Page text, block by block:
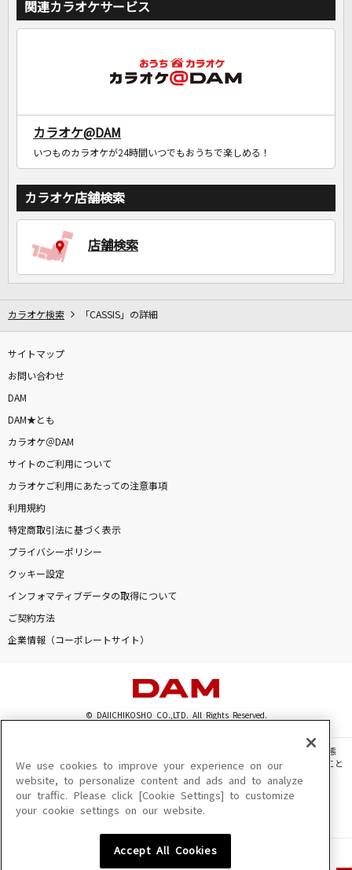
関連カラオケサービス
カラオケ@DAM
いつものカラオケが24時間いつでもおうちで楽しめる！
カラオケ店舗検索
店舗検索
カラオケ検索 「CASSIS」の詳細
サイトマップ
お問い合わせ
DAM
DAM★とも
カラオケ＠DAM
サイトのご利用について
カラオケご利用にあたっての注意事項
利用規約
特定商取引法に基づく表示
プライバシーポリシー
クッキー設定
インフォマティブデータの取得について
ご契約方法
企業情報（コーポレートサイト）
© DAIICHIKOSHO CO.,LTD. All Rights Reserved.
このサイトに掲載されている一切の文章・画像・写真・動画・音声等を、手段や形態
を問わず、著作権法の定める範囲を超えて無断で複製、転載、ファイル化などすること
を禁じます。
楽曲及びコンテンツは、機種によりご利用いただけない場合があります。
楽曲及びコンテンツの配信日、配信内容が変更になる場合があります。
We use cookies to improve your experience on our
website, to personalize content and ads and to analyze
our traffic. Please click [Cookie Settings] to customize
your cookie settings on our website.
Accept All Cookies